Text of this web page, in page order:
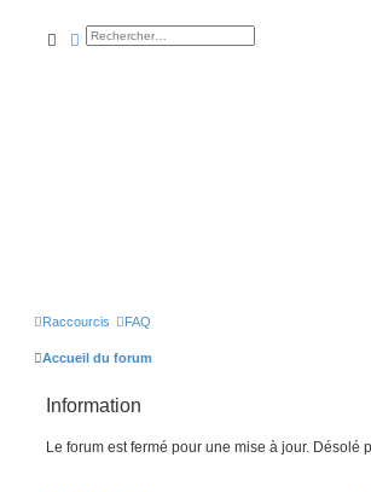
rechercher
rechercheavancée
Raccourcis FAQ
Accueil du forum
Information
Le forum est fermé pour une mise à jour. Désolé